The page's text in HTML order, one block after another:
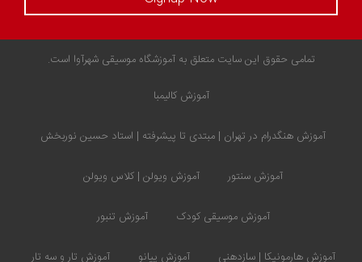
تمامی حقوق این سایت متعلق به آموزشگاه موسیقی شهرآوا است.
آموزش کالیمبا
آموزش هنگدرام در تهران | مبتدی تا پیشرفته | استاد حسین نوربخش
آموزش سنتور آموزش ویولن | کلاس ویولن
آموزش موسیقی کودک آموزش تنبور
آموزش هارمونیکا | سازدهنی آموزش پیانو آموزش تار و سه تار